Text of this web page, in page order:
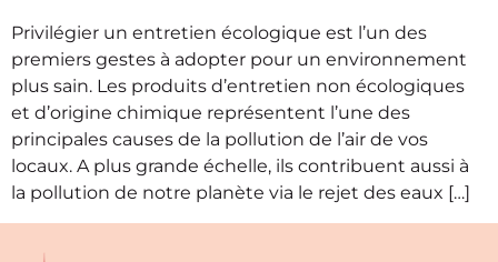
Privilégier un entretien écologique est l’un des
premiers gestes à adopter pour un environnement
plus sain. Les produits d’entretien non écologiques
et d’origine chimique représentent l’une des
principales causes de la pollution de l’air de vos
locaux. A plus grande échelle, ils contribuent aussi à
la pollution de notre planète via le rejet des eaux […]